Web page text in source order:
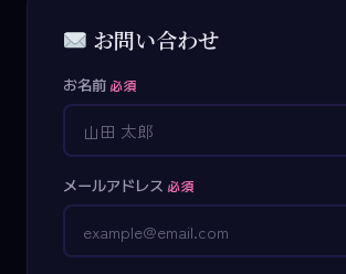
お問い合わせ
お名前 必須
メールアドレス 必須